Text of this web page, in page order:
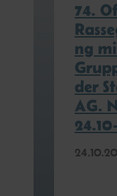
74.
ng
der
AG.